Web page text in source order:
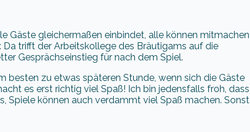
Gäste gleichermaßen einbindet, alle können mitmachen
Da trifft der Arbeitskollege des Bräutigams auf die
Gesprächseinstieg für nach dem Spiel.
besten zu etwas späteren Stunde, wenn sich die Gäste
es erst richtig viel Spaß! Ich bin jedensfalls froh, dass
Spiele können auch verdammt viel Spaß machen. Sonst